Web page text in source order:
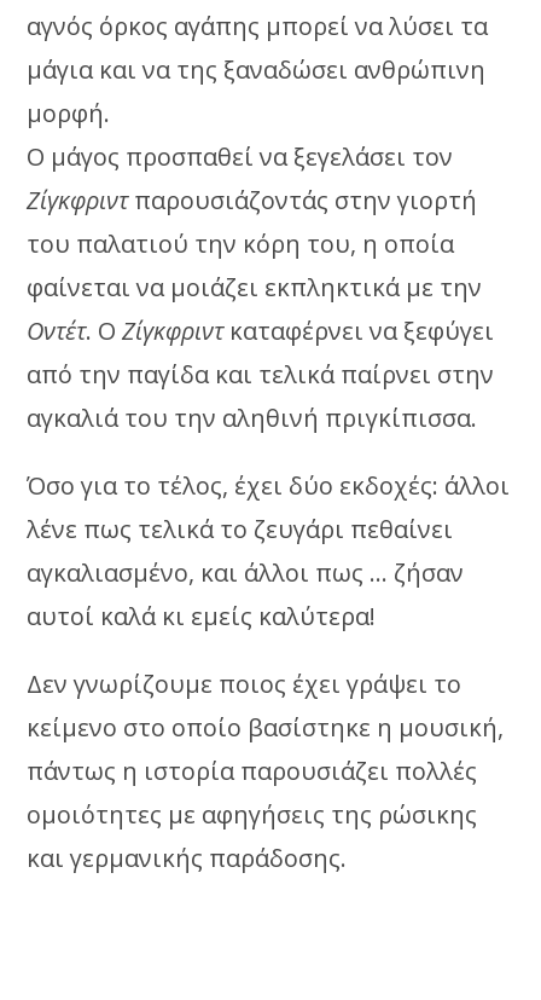
αγνός όρκος αγάπης μπορεί να λύσει τα
μάγια και να της ξαναδώσει ανθρώπινη
μορφή.
Ο μάγος προσπαθεί να ξεγελάσει τον
Ζίγκφριντπαρουσιάζοντάς στην γιορτή
του παλατιού την κόρη του, η οποία
φαίνεται να μοιάζει εκπληκτικά με την
Οντέτ. ΟΖίγκφριντκαταφέρνει να ξεφύγει
από την παγίδα και τελικά παίρνει στην
αγκαλιά του την αληθινή πριγκίπισσα.
Όσο για το τέλος, έχει δύο εκδοχές: άλλοι
λένε πως τελικά το ζευγάρι πεθαίνει
αγκαλιασμένο, και άλλοι πως … ζήσαν
αυτοί καλά κι εμείς καλύτερα!
Δεν γνωρίζουμε ποιος έχει γράψει το
κείμενο στο οποίο βασίστηκε η μουσική,
πάντως η ιστορία παρουσιάζει πολλές
ομοιότητες με αφηγήσεις της ρώσικης
και γερμανικής παράδοσης.